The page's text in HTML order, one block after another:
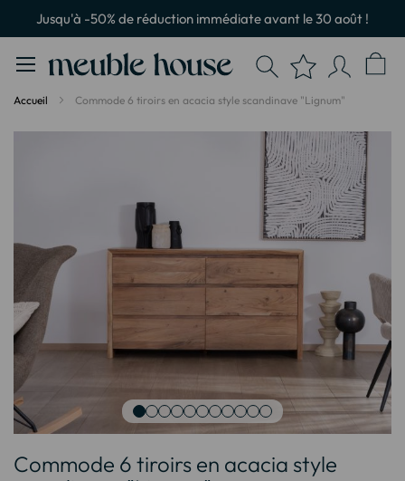
Jusqu'à -50% de réduction immédiate avant le 30 août !
Accueil Commode 6 tiroirs en acacia style scandinave "Lignum"
galerie
d’images
au
Commode 6 tiroirs en acacia style
Panneau de gestion des cookies